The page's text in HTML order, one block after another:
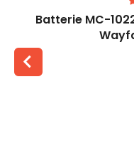
Batterie MC-